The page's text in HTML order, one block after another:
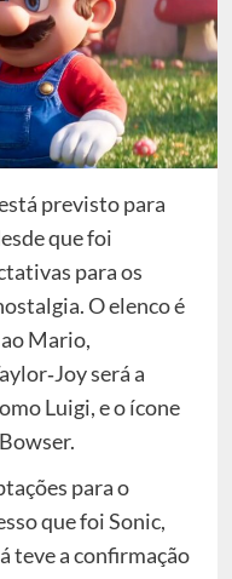
previsto para
que foi
para os
O elenco é
Mario,
será a
Luigi, e o ícone
para o
que foi Sonic,
teve a confirmação